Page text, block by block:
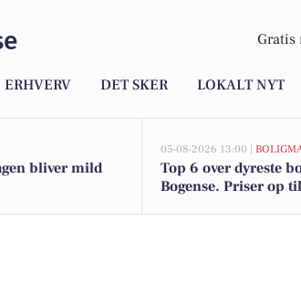
Gratis
ERHVERV DET SKER LOKALT NYT
bliver mild
05-08-2026 13:00 |
Top 6 over dyreste
Bogense. Priser op